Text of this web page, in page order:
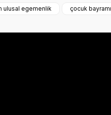
ulusal egemenlik çocuk bayramı